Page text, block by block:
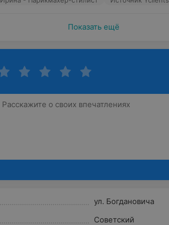
Показать ещё
ул. Богдановича
Советский